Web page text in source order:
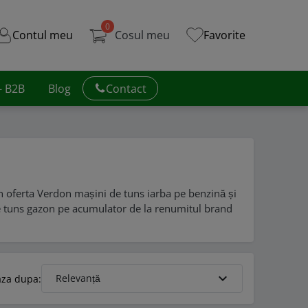
Contul meu
0
Cosul meu Favorite
B2B Blog Contact
oferta Verdon mașini de tuns iarba pe benzină și
gazon pe acumulator de la renumitul brand
dupa: Relevanță expand_more